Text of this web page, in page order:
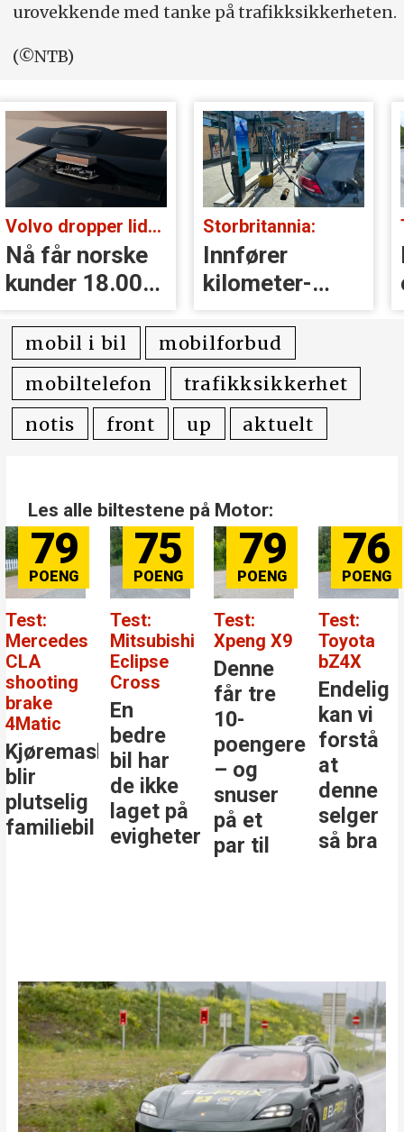
urovekkende med tanke på trafikksikkerheten.
(©NTB)
Volvo dropper lidar for godt:
Nå får norske
kunder 18.000
kr i erstatning
Storbritannia:
Innfører
kilometer­
avgift for
elbiler
mobil i bil
mobilforbud
mobiltelefon
trafikksikkerhet
notis
front up aktuelt
Les alle biltestene på Motor:
79
Test:
Mercedes
CLA
shooting
brake
4Matic
Kjøremaskinen
blir
plutselig
familiebil
75
Test:
Mitsubishi
Eclipse
Cross
En
bedre
bil har
de ikke
laget på
evigheter
79
Test:
Xpeng X9
Denne
får tre
10-
poengere
– og
snuser
på et
par til
76
Test:
Toyota
bZ4X
Endelig
kan vi
forstå
at
denne
selger
så bra